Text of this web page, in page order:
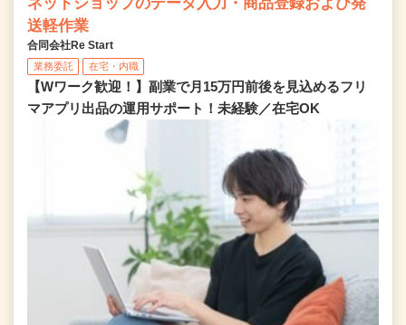
ネットショップのデータ入力・商品登録および発
送軽作業
合同会社Re Start
業務委託 在宅・内職
【Wワーク歓迎！】副業で月15万円前後を見込めるフリ
マアプリ出品の運用サポート！未経験／在宅OK